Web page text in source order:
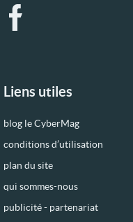
Liens utiles
blog le CyberMag
conditions d’utilisation
plan du site
qui sommes-nous
publicité - partenariat